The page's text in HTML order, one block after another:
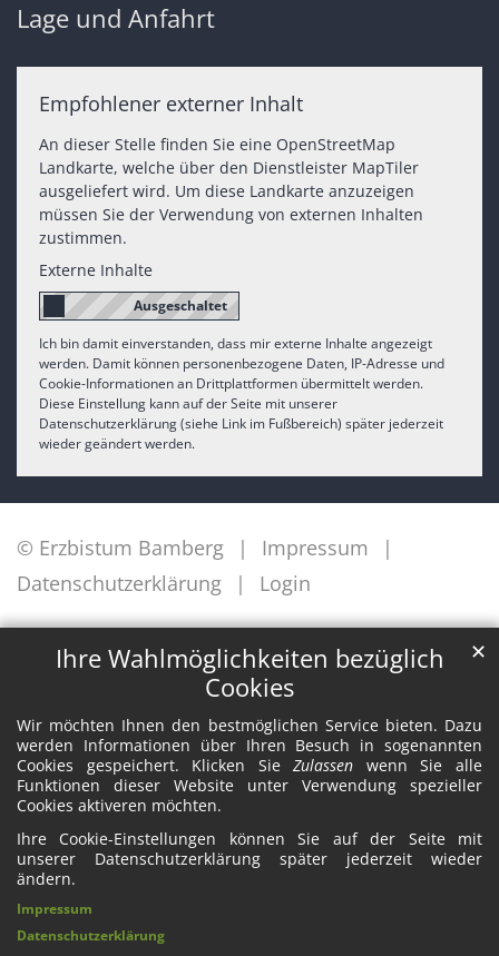
Ihre Wahlmöglichkeiten bezüglich
Cookies
Wir möchten Ihnen den bestmöglichen Service bieten. Dazu
werden Informationen über Ihren Besuch in sogenannten
Cookies gespeichert. Klicken SieZulassen wenn Sie alle
Funktionen dieser Website unter Verwendung spezieller
Cookies aktiveren möchten.
Ihre Cookie-Einstellungen können Sie auf der Seite mit
unserer Datenschutzerklärung später jederzeit wieder
ändern.
✕
Impressum
Datenschutzerklärung
Lage und Anfahrt
Empfohlener externer Inhalt
An dieser Stelle finden Sie eine OpenStreetMap
Landkarte, welche über den Dienstleister MapTiler
ausgeliefert wird. Um diese Landkarte anzuzeigen
müssen Sie der Verwendung von externen Inhalten
zustimmen.
Externe Inhalte
Ich bin damit einverstanden, dass mir externe Inhalte angezeigt
werden. Damit können personenbezogene Daten, IP-Adresse und
Cookie-Informationen an Drittplattformen übermittelt werden.
Diese Einstellung kann auf der Seite mit unserer
Datenschutzerklärung (siehe Link im Fußbereich) später jederzeit
wieder geändert werden.
© Erzbistum Bamberg
Impressum
Datenschutzerklärung
Login